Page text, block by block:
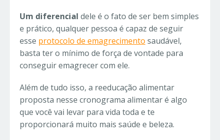
Um diferencial dele é o fato de ser bem simples
e prático, qualquer pessoa é capaz de seguir
esse protocolo de emagrecimento saudável,
basta ter o mínimo de força de vontade para
conseguir emagrecer com ele.
Além de tudo isso, a reeducação alimentar
proposta nesse cronograma alimentar é algo
que você vai levar para vida toda e te
proporcionará muito mais saúde e beleza.